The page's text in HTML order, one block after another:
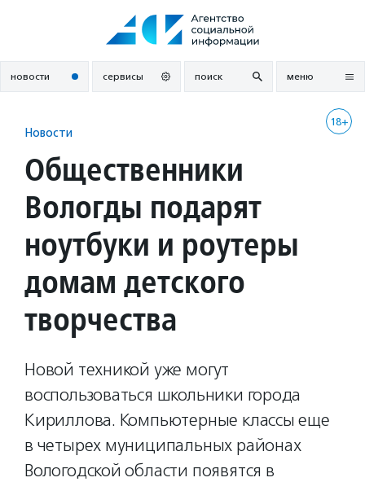
новости сервисы поиск меню
18+
Новости
Общественники
Вологды подарят
ноутбуки и роутеры
домам детского
творчества
Новой техникой уже могут
воспользоваться школьники города
Кириллова. Компьютерные классы еще
в четырех муниципальных районах
Вологодской области появятся в